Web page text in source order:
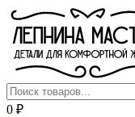
0 ₽